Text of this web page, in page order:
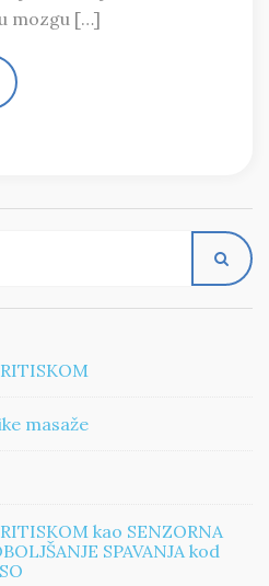
mozgu […]
masaže
kao SENZORNA
SPAVANJA kod